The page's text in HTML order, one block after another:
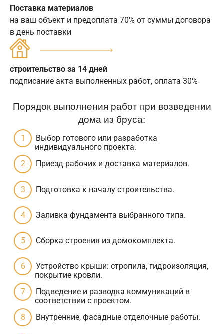
Поставка материалов
на ваш объект и предоплата 70% от суммы договора
в день поставки
строительство за 14 дней
подписание акта выполненных работ, оплата 30%
Порядок выполнения работ при возведении
дома из бруса:
Выбор готового или разработка
индивидуального проекта.
Приезд рабочих и доставка материалов.
Подготовка к началу строительства.
Заливка фундамента выбранного типа.
Сборка строения из домокомплекта.
Устройство крыши: стропила, гидроизоляция,
покрытие кровли.
Подведение и разводка коммуникаций в
соответствии с проектом.
Внутренние, фасадные отделочные работы.